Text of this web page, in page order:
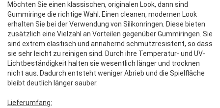
Möchten Sie einen klassischen, originalen Look, dann sind
Gummiringe die richtige Wahl. Einen cleanen, modernen Look
erhalten Sie bei der Verwendung von Silikonringen. Diese bieten
zusätzlich eine Vielzahl an Vorteilen gegenüber Gummiringen. Sie
sind extrem elastisch und annähernd schmutzresistent, so dass
sie sehr leicht zu reinigen sind. Durch ihre Temperatur- und UV-
Lichtbeständigkeit halten sie wesentlich länger und trocknen
nicht aus. Dadurch entsteht weniger Abrieb und die Spielfläche
bleibt deutlich länger sauber.
Lieferumfang: